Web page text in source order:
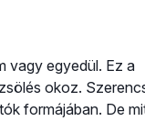
vagy egyedül. Ez a
okoz.
formájában. De